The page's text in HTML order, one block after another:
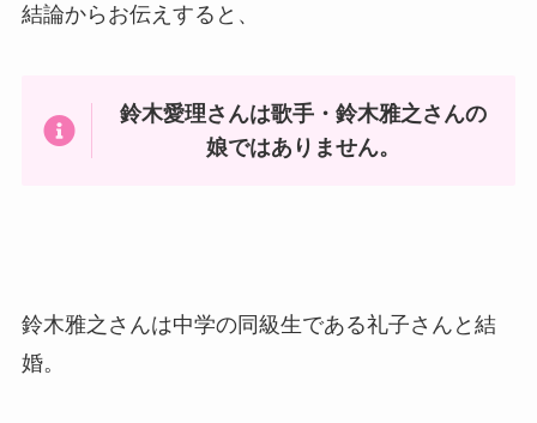
結論からお伝えすると、
鈴木愛理さんは歌手・鈴木雅之さんの
娘ではありません。
鈴木雅之さんは中学の同級生である礼子さんと結
婚。